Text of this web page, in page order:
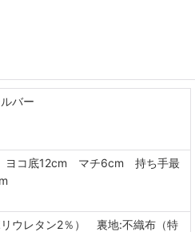
バー
コ底12cm マチ6cm 持ち手最
ウレタン2％） 裏地:不織布（特